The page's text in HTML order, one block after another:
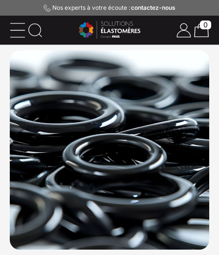
Nos experts à votre écoute :contactez-nous
0